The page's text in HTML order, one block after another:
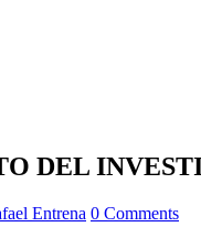
DEL
Entrena 0 Comments